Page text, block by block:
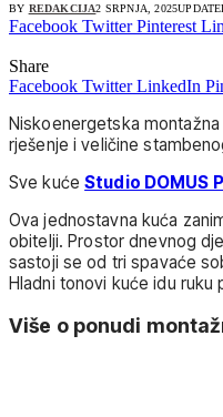
BY REDAKCIJA2 SRPNJA, 2025
Facebook Twitter Pinterest
Share
Facebook Twitter LinkedIn
Niskoenergetska
rješenje i veličine
Sve kućeStudio DOMUS
Ova jednostavna kuća
obitelji. Prostor dnevnog
sastoji se od tri spavaće
Hladni tonovi kuće idu
Više o ponudi